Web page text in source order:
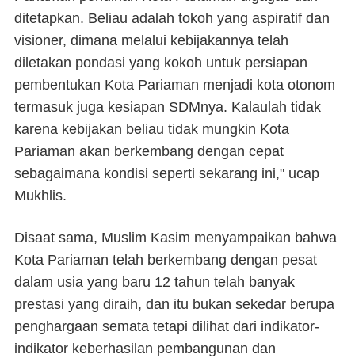
ditetapkan. Beliau adalah tokoh yang aspiratif dan
visioner, dimana melalui kebijakannya telah
diletakan pondasi yang kokoh untuk persiapan
pembentukan Kota Pariaman menjadi kota otonom
termasuk juga kesiapan SDMnya. Kalaulah tidak
karena kebijakan beliau tidak mungkin Kota
Pariaman akan berkembang dengan cepat
sebagaimana kondisi seperti sekarang ini," ucap
Mukhlis.
Disaat sama, Muslim Kasim menyampaikan bahwa
Kota Pariaman telah berkembang dengan pesat
dalam usia yang baru 12 tahun telah banyak
prestasi yang diraih, dan itu bukan sekedar berupa
penghargaan semata tetapi dilihat dari indikator-
indikator keberhasilan pembangunan dan